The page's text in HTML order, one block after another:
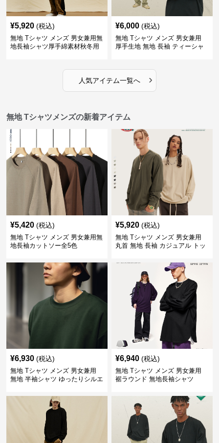
¥5,920 (税込)
無地 Tシャツ メンズ 男女兼用無
地長袖シャツ厚手綿素材秋冬用
¥6,000 (税込)
無地 Tシャツ メンズ 男女兼用
厚手生地 無地 長袖 ティーシャ
人気アイテム一覧へ ›
無地 Tシャツメンズの新着アイテム
¥5,420 (税込)
無地 Tシャツ メンズ 男女兼用無
地長袖カットソー全5色
¥5,920 (税込)
無地 Tシャツ メンズ 男女兼用
丸首 無地 長袖 カジュアル トッ
¥6,930 (税込)
無地 Tシャツ メンズ 男女兼用
無地 半袖シャツ ゆったりシルエ
¥6,940 (税込)
無地 Tシャツ メンズ 男女兼用
裾ラウンド 無地長袖シャツ